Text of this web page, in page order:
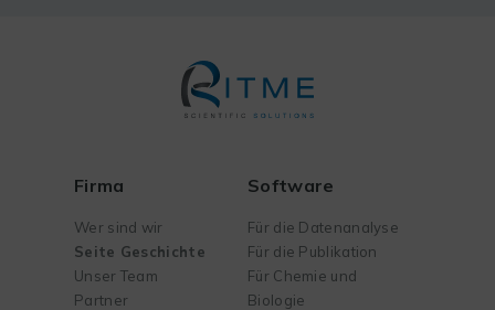
Firma
Wer sind wir
Seite Geschichte
Unser Team
Partner
Software
Für die Datenanalyse
Für die Publikation
Für Chemie und
Biologie